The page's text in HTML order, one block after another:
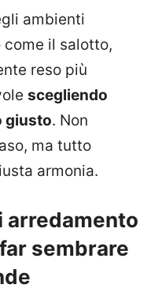
ambienti
il salotto,
reso più
scegliendo
giusto. Non
ma tutto
armonia.
arredamento
sembrare